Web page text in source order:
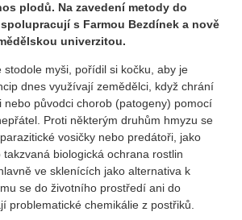
plodů. Na zavedení metody do
s Farmou Bezdínek a nově
univerzitou.
stodole myši, pořídil si kočku, aby je
dnes využívají zemědělci, když chrání
nebo původci chorob (patogeny) pomocí
Proti některým druhům hmyzu se
vosičky nebo predátoři, jako
takzvaná biologická ochrana rostlin
ve sklenících jako alternativa k
se do životního prostředí ani do
problematické chemikálie z postřiků.